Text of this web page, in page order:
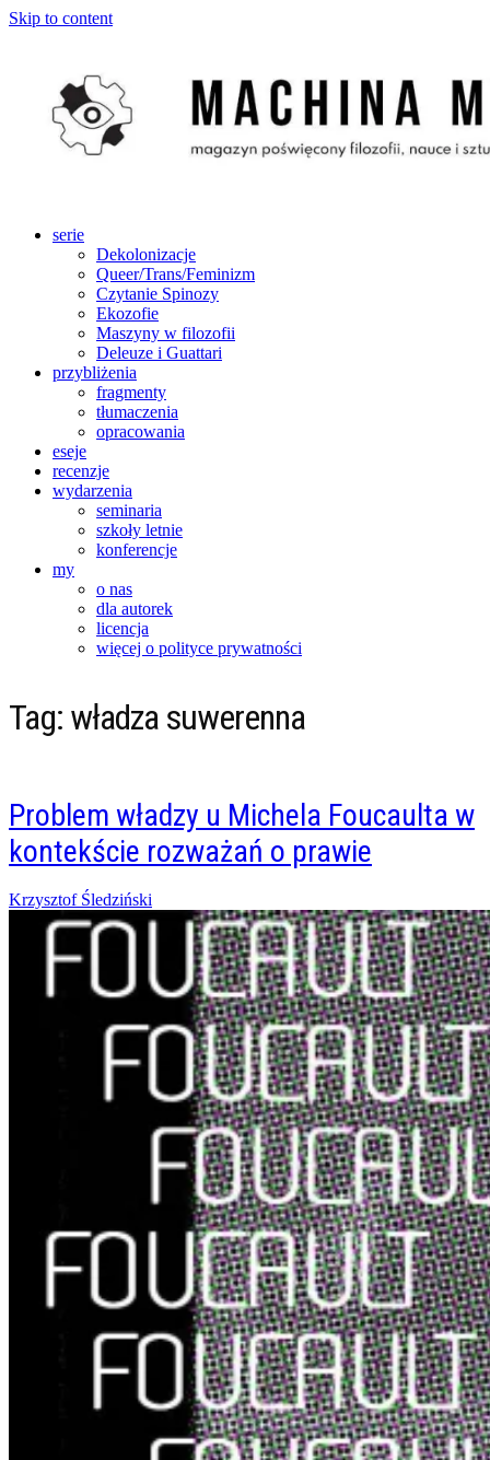
Skip to content
serie
Dekolonizacje
Queer/Trans/Feminizm
Czytanie Spinozy
Ekozofie
Maszyny w filozofii
Deleuze i Guattari
przybliżenia
fragmenty
tłumaczenia
opracowania
eseje
recenzje
wydarzenia
seminaria
szkoły letnie
konferencje
my
o nas
dla autorek
licencja
więcej o polityce prywatności
Tag: władza suwerenna
Problem władzy u Michela Foucaulta w
kontekście rozważań o prawie
Posted
13/11/2021
Krzysztof Śledziński